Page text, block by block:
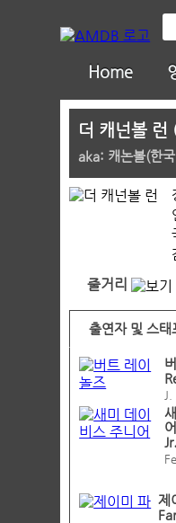
Home
더 캐넌볼
aka: 캐논볼(한
줄거리
출연자 및 스태
제